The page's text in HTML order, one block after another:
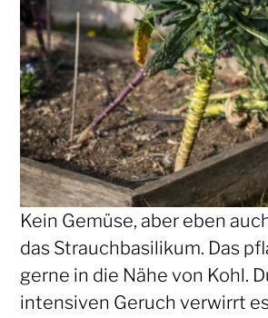
Kein Gemüse, aber eben
das Strauchbasilikum. Das
gerne in die Nähe von Kohl.
intensiven Geruch verwirrt